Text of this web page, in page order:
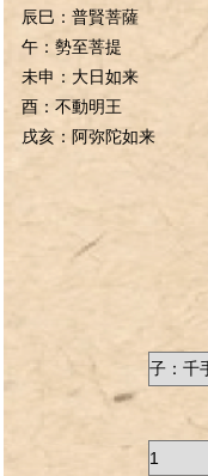
辰巳：普賢菩薩
午：勢至菩提
未申：大日如来
酉：不動明王
戌亥：阿弥陀如来